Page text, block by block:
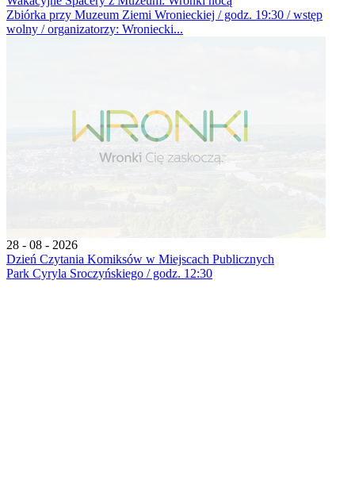
Zbiórka przy Muzeum Ziemi Wronieckiej / godz. 19:30 / wstęp
wolny / organizatorzy: Wroniecki...
28 - 08 - 2026
Dzień Czytania Komiksów w Miejscach Publicznych
Park Cyryla Sroczyńskiego / godz. 12:30